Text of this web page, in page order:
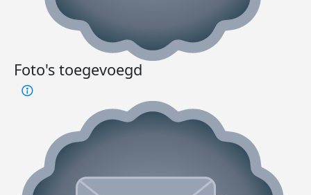
Foto's toegevoegd